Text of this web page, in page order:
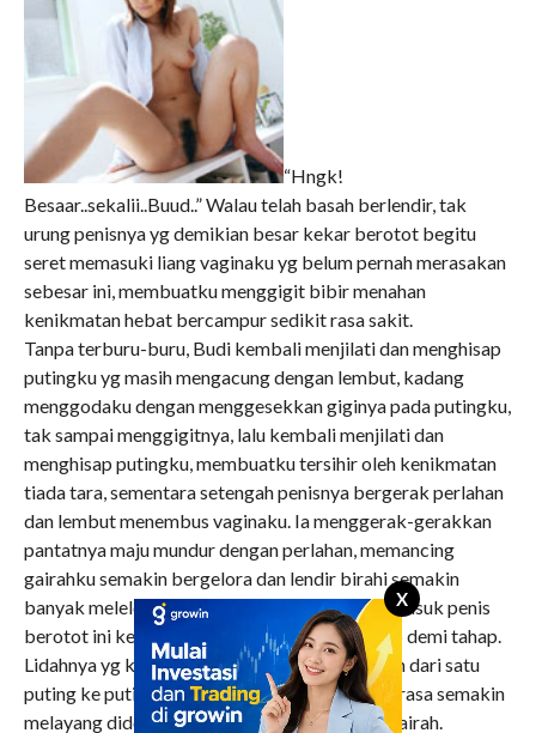
X
“Hngk!
Besaar..sekalii..Buud..” Walau telah basah berlendir, tak
urung penisnya yg demikian besar kekar berotot begitu
seret memasuki liang vaginaku yg belum pernah merasakan
sebesar ini, membuatku menggigit bibir menahan
kenikmatan hebat bercampur sedikit rasa sakit.
Tanpa terburu-buru, Budi kembali menjilati dan menghisap
putingku yg masih mengacung dengan lembut, kadang
menggodaku dengan menggesekkan giginya pada putingku,
tak sampai menggigitnya, lalu kembali menjilati dan
menghisap putingku, membuatku tersihir oleh kenikmatan
tiada tara, sementara setengah penisnya bergerak perlahan
dan lembut menembus vaginaku. Ia menggerak-gerakkan
pantatnya maju mundur dengan perlahan, memancing
gairahku semakin bergelora dan lendir birahi semakin
banyak meleleh di vaginaku, melicinkan jalan masuk penis
berotot ini ke dalam liang kenikmatanku tahap demi tahap.
Lidahnya yg kasar dan basah berpindah-pindah dari satu
puting ke puting yg lain, membuat kepalaku terasa semakin
melayang didera kenikmatan yg semakin bergairah.